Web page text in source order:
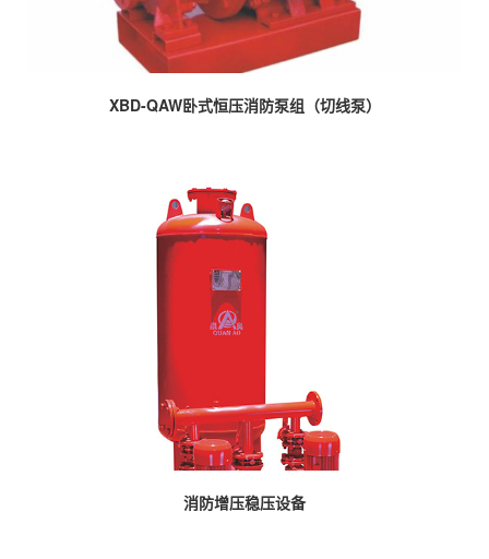
XBD-QAW卧式恒压消防泵组（切线泵）
消防增压稳压设备